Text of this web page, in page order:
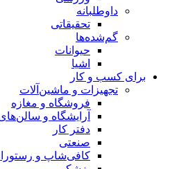
داوطلبانه
تحقیقاتی
گم‌شده‌ها
حیوانات
اشیا
برای کسب و کار
تجهیزات و ماشین‌آلات
فروشگاه و مغازه
آرایشگاه و
دفتر کار
صنعتی
کافی‌شاپ و